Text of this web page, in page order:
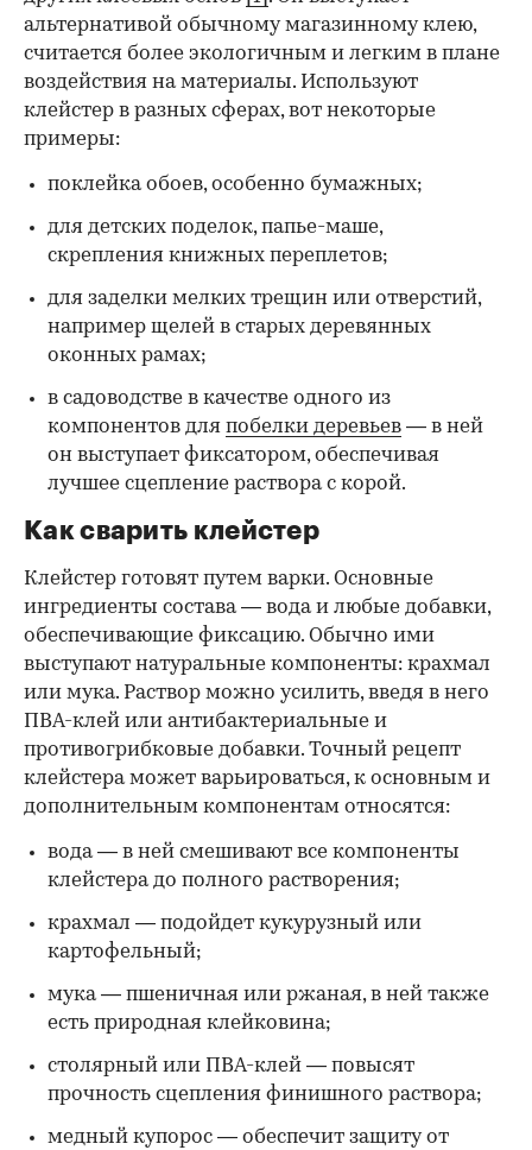
00:00 / 00:00
альтернативой обычному магазинному клею,
считается более экологичным и легким в плане
воздействия на материалы. Используют
клейстер в разных сферах, вот некоторые
примеры:
поклейка обоев, особенно бумажных;
для детских поделок, папье-маше,
скрепления книжных переплетов;
для заделки мелких трещин или отверстий,
например щелей в старых деревянных
оконных рамах;
в садоводстве в качестве одного из
компонентов для побелки деревьев — в ней
он выступает фиксатором, обеспечивая
лучшее сцепление раствора с корой.
Как сварить клейстер
Клейстер готовят путем варки. Основные
ингредиенты состава — вода и любые добавки,
обеспечивающие фиксацию. Обычно ими
выступают натуральные компоненты: крахмал
или мука. Раствор можно усилить, введя в него
ПВА-клей или антибактериальные и
противогрибковые добавки. Точный рецепт
клейстера может варьироваться, к основным и
дополнительным компонентам относятся:
вода — в ней смешивают все компоненты
клейстера до полного растворения;
крахмал — подойдет кукурузный или
картофельный;
мука — пшеничная или ржаная, в ней также
есть природная клейковина;
столярный или ПВА-клей — повысят
прочность сцепления финишного раствора;
медный купорос — обеспечит защиту от